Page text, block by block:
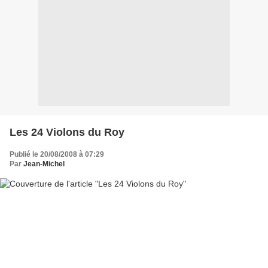
Les 24 Violons du Roy
Publié le 20/08/2008 à 07:29
Par Jean-Michel